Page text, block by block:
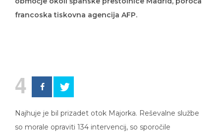
francoska tiskovna agencija AFP.
4
Najhuje je bil prizadet otok Majorka. Reševalne službe
so morale opraviti 134 intervencij, so sporočile